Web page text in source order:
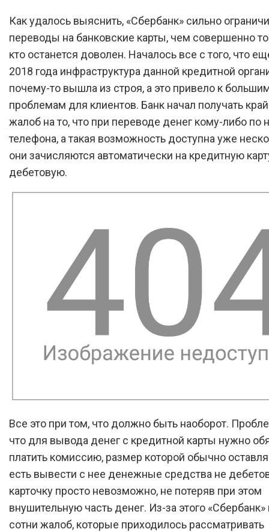
Как удалось выяснить, «Сбербанк» сильно
переводы на банковские карты, чем совершенно
кто останется доволен. Началось все с того, что
2018 года инфраструктура данной кредитной
почему-то вышла из строя, а это привело к
проблемам для клиентов. Банк начал получать
жалоб на то, что при переводе денег кому-либо по
телефона, а такая возможность доступна уже
они зачисляются автоматически на кредитную
дебетовую.
Все это при том, что должно быть наоборот.
что для вывода денег с кредитной карты нужно
платить комиссию, размер которой обычно
есть вывести с нее денежные средства не
карточку просто невозможно, не потеряв при этом
внушительную часть денег. Из-за этого «Сбербанк»
сотни жалоб, которые приходилось рассматривать